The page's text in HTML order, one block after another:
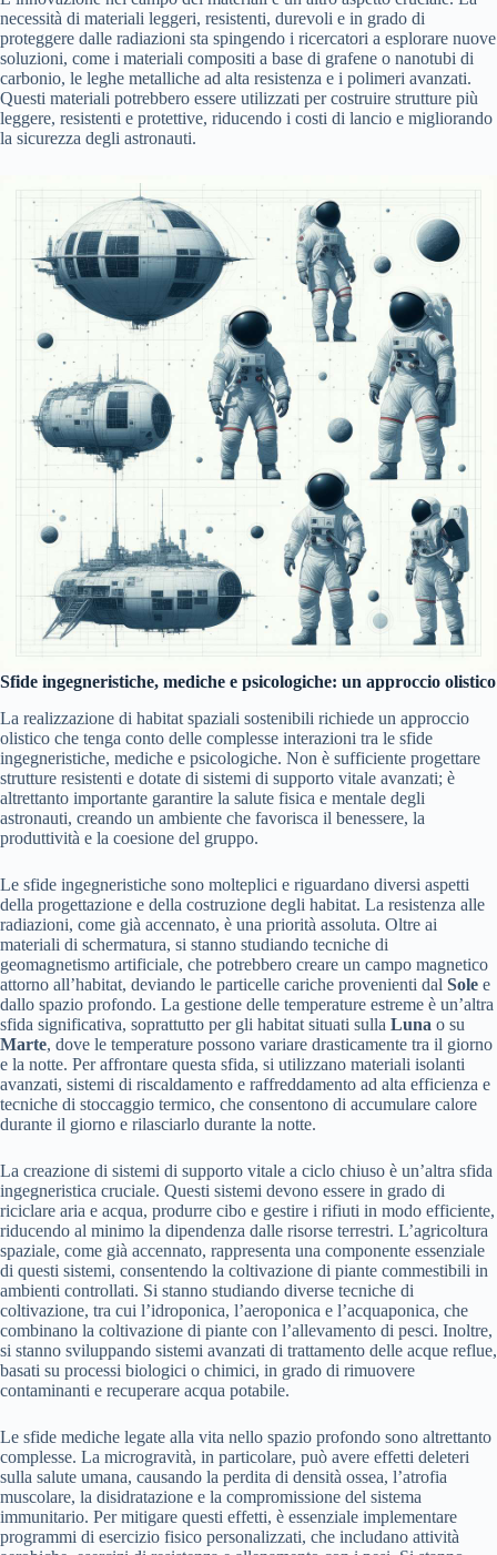
necessità di materiali leggeri, resistenti, durevoli e in grado di
proteggere dalle radiazioni sta spingendo i ricercatori a esplorare nuove
soluzioni, come i materiali compositi a base di grafene o nanotubi di
carbonio, le leghe metalliche ad alta resistenza e i polimeri avanzati.
Questi materiali potrebbero essere utilizzati per costruire strutture più
leggere, resistenti e protettive, riducendo i costi di lancio e migliorando
la sicurezza degli astronauti.
Sfide ingegneristiche, mediche e psicologiche: un approccio olistico
La realizzazione di habitat spaziali sostenibili richiede un approccio
olistico che tenga conto delle complesse interazioni tra le sfide
ingegneristiche, mediche e psicologiche. Non è sufficiente progettare
strutture resistenti e dotate di sistemi di supporto vitale avanzati; è
altrettanto importante garantire la salute fisica e mentale degli
astronauti, creando un ambiente che favorisca il benessere, la
produttività e la coesione del gruppo.
Le sfide ingegneristiche sono molteplici e riguardano diversi aspetti
della progettazione e della costruzione degli habitat. La resistenza alle
radiazioni, come già accennato, è una priorità assoluta. Oltre ai
materiali di schermatura, si stanno studiando tecniche di
geomagnetismo artificiale, che potrebbero creare un campo magnetico
attorno all’habitat, deviando le particelle cariche provenienti dal Sole e
dallo spazio profondo. La gestione delle temperature estreme è un’altra
sfida significativa, soprattutto per gli habitat situati sulla Luna o su
Marte, dove le temperature possono variare drasticamente tra il giorno
e la notte. Per affrontare questa sfida, si utilizzano materiali isolanti
avanzati, sistemi di riscaldamento e raffreddamento ad alta efficienza e
tecniche di stoccaggio termico, che consentono di accumulare calore
durante il giorno e rilasciarlo durante la notte.
La creazione di sistemi di supporto vitale a ciclo chiuso è un’altra sfida
ingegneristica cruciale. Questi sistemi devono essere in grado di
riciclare aria e acqua, produrre cibo e gestire i rifiuti in modo efficiente,
riducendo al minimo la dipendenza dalle risorse terrestri. L’agricoltura
spaziale, come già accennato, rappresenta una componente essenziale
di questi sistemi, consentendo la coltivazione di piante commestibili in
ambienti controllati. Si stanno studiando diverse tecniche di
coltivazione, tra cui l’idroponica, l’aeroponica e l’acquaponica, che
combinano la coltivazione di piante con l’allevamento di pesci. Inoltre,
si stanno sviluppando sistemi avanzati di trattamento delle acque reflue,
basati su processi biologici o chimici, in grado di rimuovere
contaminanti e recuperare acqua potabile.
Le sfide mediche legate alla vita nello spazio profondo sono altrettanto
complesse. La microgravità, in particolare, può avere effetti deleteri
sulla salute umana, causando la perdita di densità ossea, l’atrofia
muscolare, la disidratazione e la compromissione del sistema
immunitario. Per mitigare questi effetti, è essenziale implementare
programmi di esercizio fisico personalizzati, che includano attività